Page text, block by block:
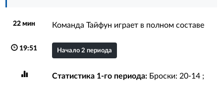
22 мин Команда Тайфун играет в полном составе
19:51 Начало 2 периода
Статистика 1-го периода:Броски: 20-14 ;